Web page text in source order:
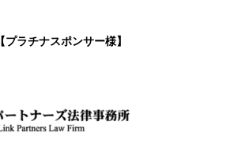
【プラチナスポンサー様】